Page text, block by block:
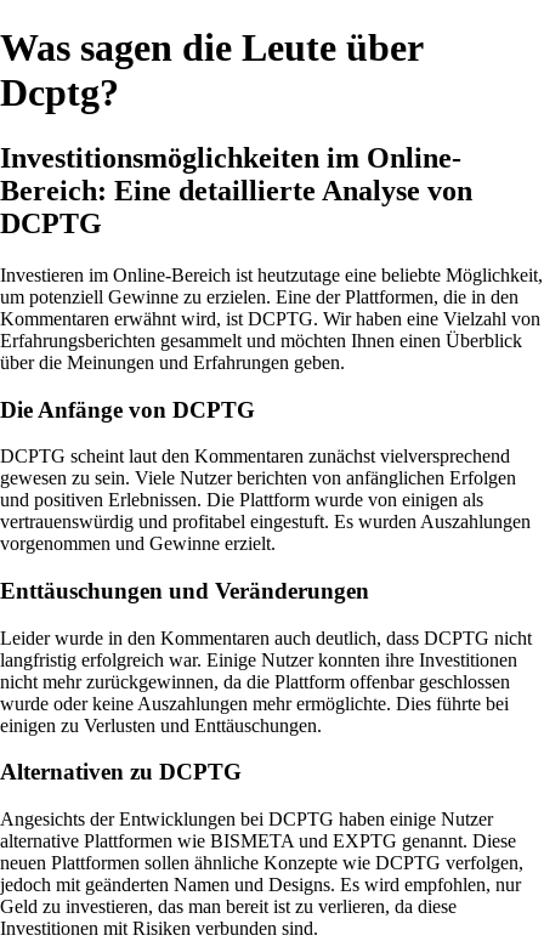
Was sagen die Leute über
Dcptg?
Investitionsmöglichkeiten im Online-
Bereich: Eine detaillierte Analyse von
DCPTG
Investieren im Online-Bereich ist heutzutage eine beliebte Möglichkeit,
um potenziell Gewinne zu erzielen. Eine der Plattformen, die in den
Kommentaren erwähnt wird, ist DCPTG. Wir haben eine Vielzahl von
Erfahrungsberichten gesammelt und möchten Ihnen einen Überblick
über die Meinungen und Erfahrungen geben.
Die Anfänge von DCPTG
DCPTG scheint laut den Kommentaren zunächst vielversprechend
gewesen zu sein. Viele Nutzer berichten von anfänglichen Erfolgen
und positiven Erlebnissen. Die Plattform wurde von einigen als
vertrauenswürdig und profitabel eingestuft. Es wurden Auszahlungen
vorgenommen und Gewinne erzielt.
Enttäuschungen und Veränderungen
Leider wurde in den Kommentaren auch deutlich, dass DCPTG nicht
langfristig erfolgreich war. Einige Nutzer konnten ihre Investitionen
nicht mehr zurückgewinnen, da die Plattform offenbar geschlossen
wurde oder keine Auszahlungen mehr ermöglichte. Dies führte bei
einigen zu Verlusten und Enttäuschungen.
Alternativen zu DCPTG
Angesichts der Entwicklungen bei DCPTG haben einige Nutzer
alternative Plattformen wie BISMETA und EXPTG genannt. Diese
neuen Plattformen sollen ähnliche Konzepte wie DCPTG verfolgen,
jedoch mit geänderten Namen und Designs. Es wird empfohlen, nur
Geld zu investieren, das man bereit ist zu verlieren, da diese
Investitionen mit Risiken verbunden sind.